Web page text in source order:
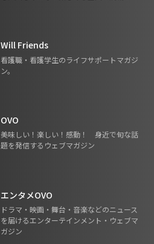
Will Friends
看護職・看護学生のライフサポートマガジ
ン。
OVO
美味しい！楽しい！感動！ 身近で旬な話
題を発信するウェブマガジン
エンタメOVO
ドラマ・映画・舞台・音楽などのニュース
を届けるエンターテインメント・ウェブマ
ガジン